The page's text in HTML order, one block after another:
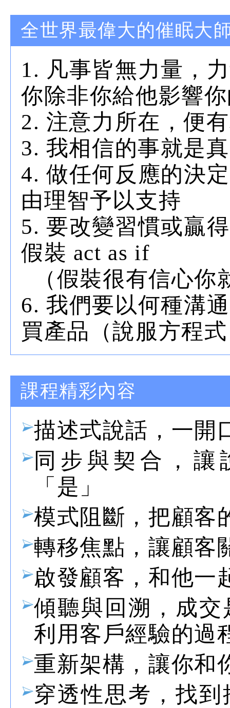
全世界最偉大的催眠大
1. 凡事皆無力量，
你除非你給他影響
2. 注意力所在，便
3. 我相信的事就是
4. 做任何反應的決
由理智予以支持
5. 要改變習慣或贏
假裝 act as if
（假裝很有信心你
6. 我們要以何種溝
買產品（說服方程
課程精彩內容
描述式說話，一開
同步與契合，讓
「是」
模式阻斷，把顧客
轉移焦點，讓顧客
啟發顧客，和他一
傾聽與回溯，成
利用客戶經驗的過
重新架構，讓你和
穿透性思考，找